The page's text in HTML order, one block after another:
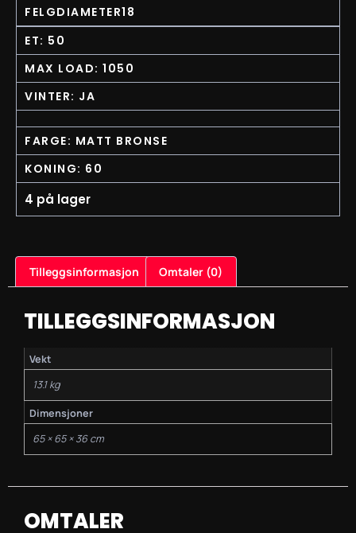
FELGDIAMETER18
ET: 50
MAX LOAD: 1050
VINTER: JA
FARGE: MATT BRONSE
KONING: 60
4 på lager
Tilleggsinformasjon Omtaler (0)
TILLEGGSINFORMASJON
Vekt
13.1 kg
Dimensjoner
65 × 65 × 36 cm
OMTALER